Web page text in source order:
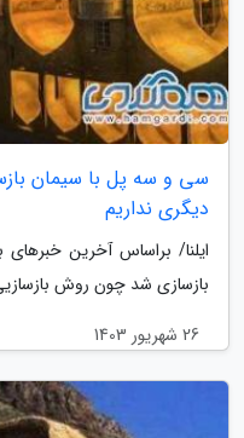
سی و سه پل با سیمان
دیگری نداریم
ایلنا/ براساس آخرین
بازسازی شد چون روش
26 شهریور 1403